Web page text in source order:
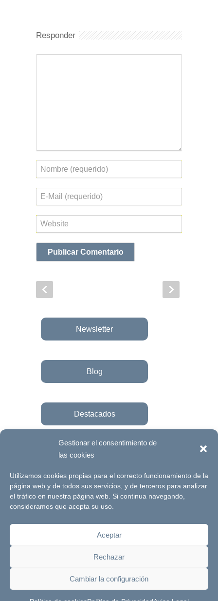
Gestionar el consentimiento de
las cookies
Utilizamos cookies propias para el correcto funcionamiento de la
página web y de todos sus servicios, y de terceros para analizar
el tráfico en nuestra página web. Si continua navegando,
consideramos que acepta su uso.
Aceptar
Rechazar
Cambiar la configuración
Responder
Nombre
Correo
electrónico
Web
Newsletter
Blog
Destacados
Únete a la fundación
© Futuro Singular Córdoba 2017. Web
desarrollada por
Aviso Legal
Política de cookies
Canal de denuncias